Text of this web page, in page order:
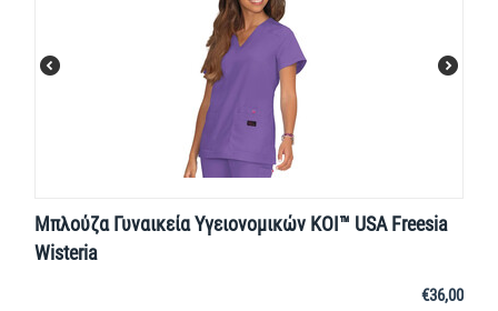
Μπλούζα Γυναικεία Υγειονομικών KOI™ USA Freesia
Wisteria
€36,00